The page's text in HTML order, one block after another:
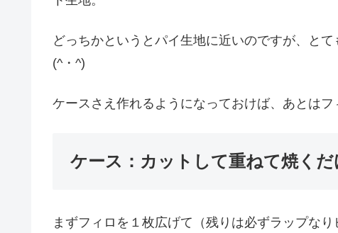
どっちかというとパイ生地に近いのですが、と
(^・^)
ケースさえ作れるようになっておけば、あとはフ
ケース：カットして重ねて焼くだ
まずフィロを１枚広げて（残りは必ずラップな